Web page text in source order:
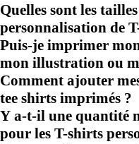
Quelles sont les
personnalisation de
Puis-je imprimer
mon illustration ou
Comment ajouter
tee shirts imprimés ?
Y a-t-il une quantité
pour les T-shirts